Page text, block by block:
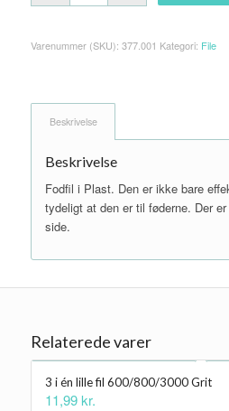
Varenummer (SKU): 377.001 Kategori: File
Beskrivelse
Beskrivelse
Fodfil i Plast. Den er ikke bare
tydeligt at den er til føderne. Der
side.
Relaterede varer
3 i én lille fil 600/800/3000 Grit
11,99kr.